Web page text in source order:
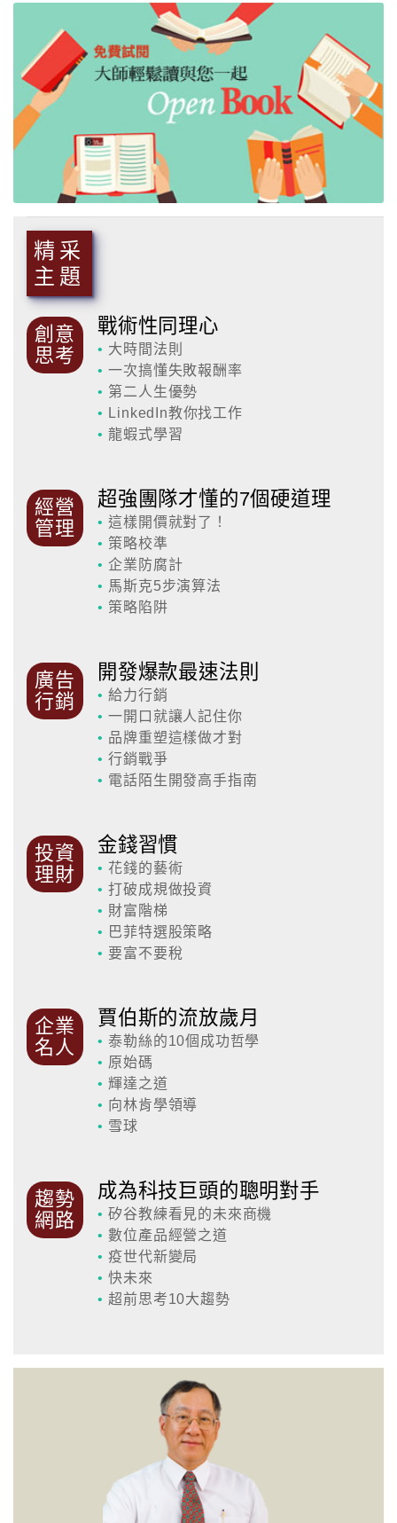
精采
主題
創意
思考
戰術性同理心
• 大時間法則
•一次搞懂失敗報酬率
• 第二人生優勢
• LinkedIn教你找工作
•龍蝦式學習
經營
管理
超強團隊才懂的7個硬道理
•這樣開價就對了！
• 策略校準
•企業防腐計
• 馬斯克5步演算法
• 策略陷阱
廣告
行銷
開發爆款最速法則
•給力行銷
•一開口就讓人記住你
• 品牌重塑這樣做才對
•行銷戰爭
• 電話陌生開發高手指南
投資
理財
金錢習慣
• 花錢的藝術
•打破成規做投資
• 財富階梯
• 巴菲特選股策略
• 要富不要稅
企業
名人
賈伯斯的流放歲月
•泰勒絲的10個成功哲學
• 原始碼
•輝達之道
• 向林肯學領導
• 雪球
趨勢
網路
成為科技巨頭的聰明對手
•矽谷教練看見的未來商機
•數位產品經營之道
•疫世代新變局
•快未來
• 超前思考10大趨勢